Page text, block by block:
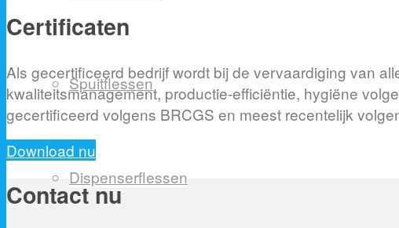
Spuitflessen
Dispenserflessen
Certificaten
Als gecertificeerd bedrijf wordt bij de vervaardiging van
kwaliteitsmanagement, productie-efficiëntie, hygiëne
gecertificeerd volgens BRCGS en meest recentelijk
Download nu
Contact nu